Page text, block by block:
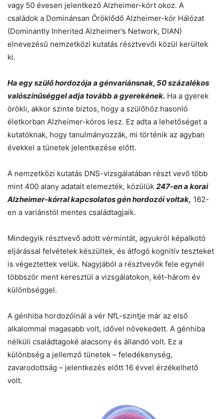
vagy 50 évesen jelentkező Alzheimer-kórt okoz. A
családok a Dominánsan Öröklődő Alzheimer-kór Hálózat
(Dominantly Inherited Alzheimer’s Network, DIAN)
elnevezésű nemzetközi kutatás résztvevői közül kerültek
ki.
Ha egy szülő hordozója a génvariánsnak, 50 százalékos
valószínűséggel adja tovább a gyerekének. Ha a gyerek
örökli, akkor szinte biztos, hogy a szülőhöz hasonló
életkorban Alzheimer-kóros lesz. Ez adta a lehetőséget a
kutatóknak, hogy tanulmányozzák, mi történik az agyban
évekkel a tünetek jelentkezése előtt.
A nemzetközi kutatás DNS-vizsgálatában részt vevő több
mint 400 alany adatait elemezték, közülük 247-en a korai
Alzheimer-kórral kapcsolatos gén hordozói voltak, 162-
en a variánstól mentes családtagjaik.
Mindegyik résztvevő adott vérmintát, agyukról képalkotó
eljárással felvételek készültek, és átfogó kognitív teszteket
is végeztettek velük. Nagyjából a résztvevők fele egynél
többször ment keresztül a vizsgálatokon, két-három év
különbséggel.
A génhiba hordozóinál a vér NfL-szintje már az első
alkalommal magasabb volt, idővel növekedett. A génhiba
nélküli családtagoké alacsony és állandó volt. Ez a
különbség a jellemző tünetek – feledékenység,
zavarodottság – jelentkezés előtt 16 évvel érzékelhető
volt.